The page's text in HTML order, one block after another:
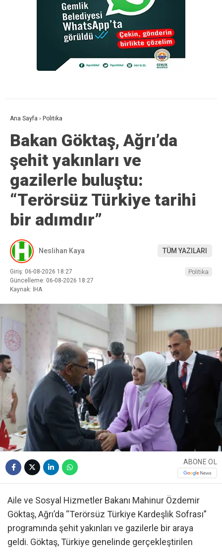
Ana Sayfa › Politika
Bakan Göktaş, Ağrı’da
şehit yakınları ve
gazilerle buluştu:
“Terörsüz Türkiye tarihi
bir adımdır”
Neslihan Kaya TÜM YAZILARI
Giriş: 06-08-2026 18:27
Güncelleme: 06-08-2026 18:27
Kaynak: İHA
Politika
ABONE OL
Aile ve Sosyal Hizmetler Bakanı Mahinur Özdemir
Göktaş, Ağrı’da “Terörsüz Türkiye Kardeşlik Sofrası”
programında şehit yakınları ve gazilerle bir araya
geldi. Göktaş, Türkiye genelinde gerçekleştirilen